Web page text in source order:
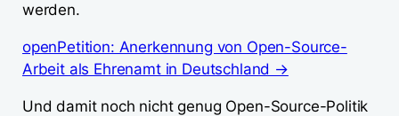
werden.
openPetition: Anerkennung von Open-Source-
Arbeit als Ehrenamt in Deutschland →
Und damit noch nicht genug Open-Source-Politik